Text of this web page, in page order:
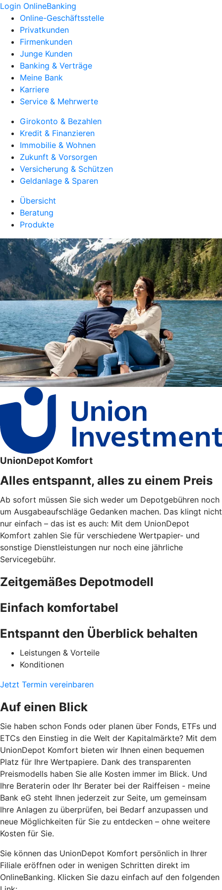
Login OnlineBanking
Online-Geschäftsstelle
Privatkunden
Firmenkunden
Junge Kunden
Banking & Verträge
Meine Bank
Karriere
Service & Mehrwerte
Girokonto & Bezahlen
Kredit & Finanzieren
Immobilie & Wohnen
Zukunft & Vorsorgen
Versicherung & Schützen
Geldanlage & Sparen
Übersicht
Beratung
Produkte
UnionDepot Komfort
Alles entspannt, alles zu einem Preis
Ab sofort müssen Sie sich weder um Depotgebühren noch
um Ausgabeaufschläge Gedanken machen. Das klingt nicht
nur einfach – das ist es auch: Mit dem UnionDepot
Komfort zahlen Sie für verschiedene Wertpapier- und
sonstige Dienstleistungen nur noch eine jährliche
Servicegebühr.
Zeitgemäßes Depotmodell
Einfach komfortabel
Entspannt den Überblick behalten
Leistungen & Vorteile
Konditionen
Jetzt Termin vereinbaren
Auf einen Blick
Sie haben schon Fonds oder planen über Fonds, ETFs und
ETCs den Einstieg in die Welt der Kapitalmärkte? Mit dem
UnionDepot Komfort bieten wir Ihnen einen bequemen
Platz für Ihre Wertpapiere. Dank des transparenten
Preismodells haben Sie alle Kosten immer im Blick. Und
Ihre Beraterin oder Ihr Berater bei der Raiffeisen - meine
Bank eG steht Ihnen jederzeit zur Seite, um gemeinsam
Ihre Anlagen zu überprüfen, bei Bedarf anzupassen und
neue Möglichkeiten für Sie zu entdecken – ohne weitere
Kosten für Sie.
Sie können das UnionDepot Komfort persönlich in Ihrer
Filiale eröffnen oder in wenigen Schritten direkt im
OnlineBanking. Klicken Sie dazu einfach auf den folgenden